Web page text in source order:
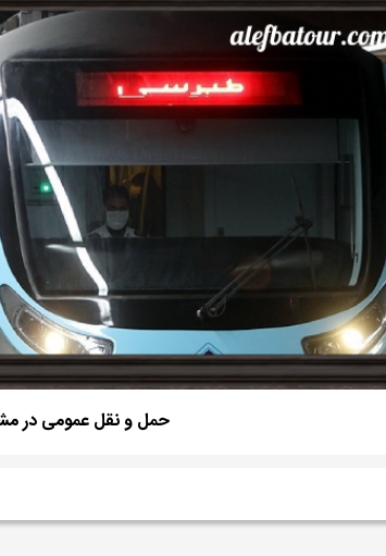
حمل و نقل عمومی در